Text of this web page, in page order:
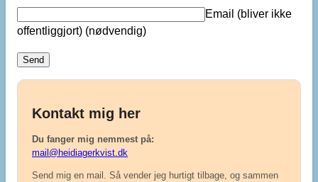
Email (bliver ikke
offentliggjort) (nødvendig)
Kontakt mig her
Du fanger mig nemmest på:
mail@heidiagerkvist.dk
Send mig en mail. Så vender jeg hurtigt tilbage, og sammen